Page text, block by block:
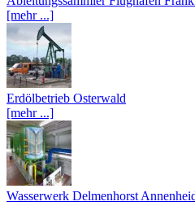
[mehr ...]
Erdölbetrieb Osterwald
[mehr ...]
Wasserwerk Delmenhorst